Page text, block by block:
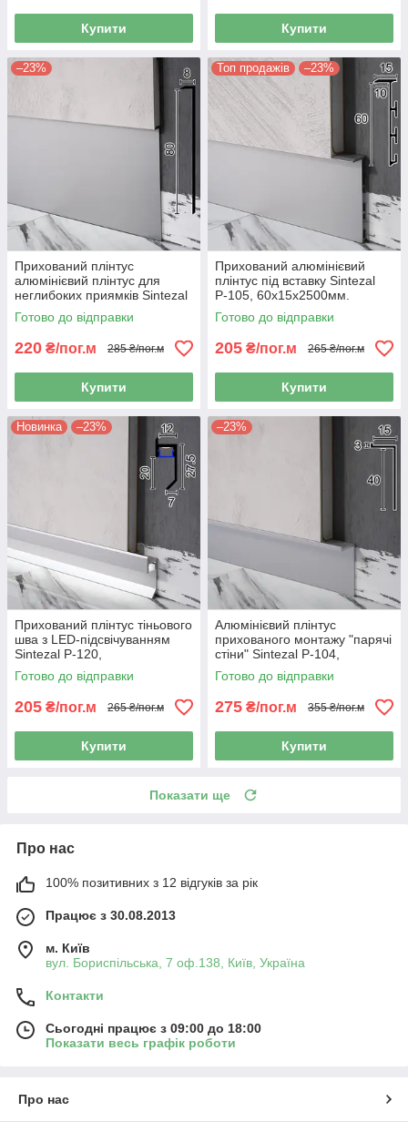
Купити Купити
–23%
Прихований плінтус
алюмінієвий плінтус для
неглибоких приямків Sintezal
Р-118, 80х8х2500мм. Без
покриття
Готово до відправки
220 ₴/пог.м 285 ₴/пог.м
Купити
Топ продажів –23%
Прихований алюмінієвий
плінтус під вставку Sintezal
Р-105, 60х15х2500мм.
Готово до відправки
205 ₴/пог.м 265 ₴/пог.м
Купити
Новинка –23%
Прихований плінтус тіньового
шва з LED-підсвічуванням
Sintezal P-120,
20х12х2500мм.
Готово до відправки
205 ₴/пог.м 265 ₴/пог.м
Купити
–23%
Алюмінієвий плінтус
прихованого монтажу "парячі
стіни" Sintezal P-104,
40х15х2500мм.
Готово до відправки
275 ₴/пог.м 355 ₴/пог.м
Купити
Показати ще
Про нас
100% позитивних з 12 відгуків за рік
Працює з 30.08.2013
м. Київ
вул. Бориспільська, 7 оф.138, Київ, Україна
Контакти
Сьогодні працює з 09:00 до 18:00
Показати весь графік роботи
Про нас